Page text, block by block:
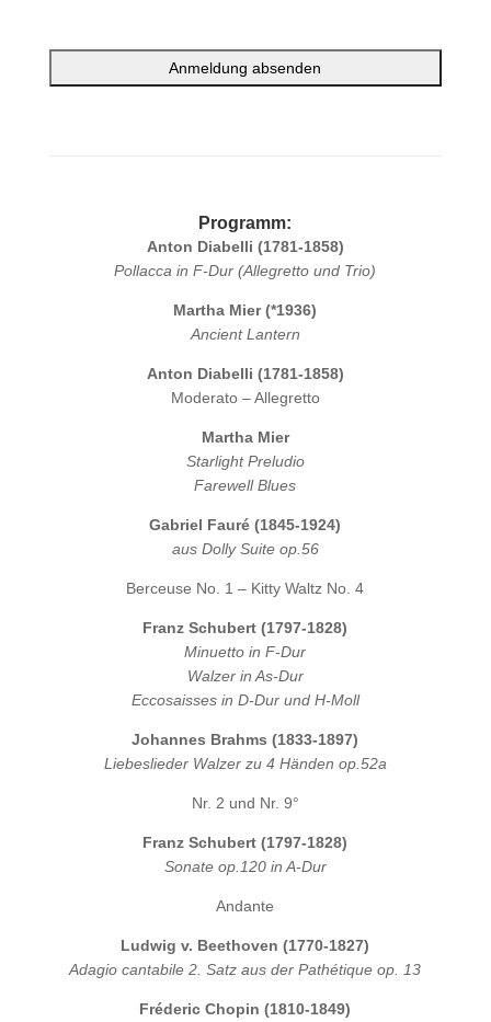
Programm:
Anton Diabelli (1781-1858)
Pollacca in F-Dur (Allegretto und Trio)
Martha Mier (*1936)
Ancient Lantern
Anton Diabelli (1781-1858)
Moderato – Allegretto
Martha Mier
Starlight Preludio
Farewell Blues
Gabriel Fauré (1845-1924)
aus Dolly Suite op.56
Berceuse No. 1 – Kitty Waltz No. 4
Franz Schubert (1797-1828)
Minuetto in F-Dur
Walzer in As-Dur
Eccosaisses in D-Dur und H-Moll
Johannes Brahms (1833-1897)
Liebeslieder Walzer zu 4 Händen op.52a
Nr. 2 und Nr. 9°
Franz Schubert (1797-1828)
Sonate op.120 in A-Dur
Andante
Ludwig v. Beethoven (1770-1827)
Adagio cantabile 2. Satz aus der Pathétique op. 13
Fréderic Chopin (1810-1849)